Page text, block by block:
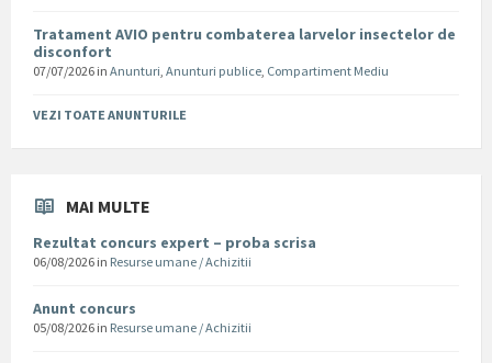
Tratament AVIO pentru combaterea larvelor insectelor de
disconfort
07/07/2026 in Anunturi, Anunturi publice, Compartiment Mediu
VEZI TOATE ANUNTURILE
MAI MULTE
Rezultat concurs expert – proba scrisa
06/08/2026 in Resurse umane / Achizitii
Anunt concurs
05/08/2026 in Resurse umane / Achizitii